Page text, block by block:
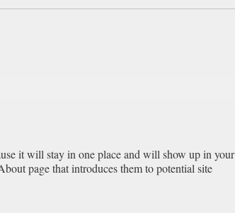
it will stay in one place and will show up in your
page that introduces them to potential site